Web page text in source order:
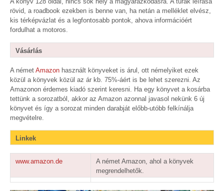
rövid, a roadbook ezekben is benne van, ha netán a melléklet elvész,
kis térképvázlat és a legfontosabb pontok, ahova információért
fordulhat a motoros.
Vásárlás
A német Amazon használt könyveket is árul, ott némelyiket ezek
közül a könyvek közül az ár kb. 75%-áért is be lehet szerezni. Az
Amazonon érdemes kiadó szerint keresni. Ha egy könyvet a kosárba
tettünk a sorozatból, akkor az Amazon azonnal javasol nekünk 6 új
könyvet és így a sorozat minden darabját előbb-utóbb felkínálja
megvételre.
Linkek
www.amazon.de
A német Amazon, ahol a könyvek
megrendelhetők.